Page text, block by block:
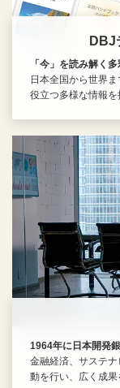
DBJ
「今」を読み解く
日本全国から世界
役立つ多様な情報を
1964年に日本開発
金融経済、サステ
動を行い、広く成果